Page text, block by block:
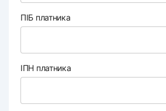
ПІБ платника
ІПН платника